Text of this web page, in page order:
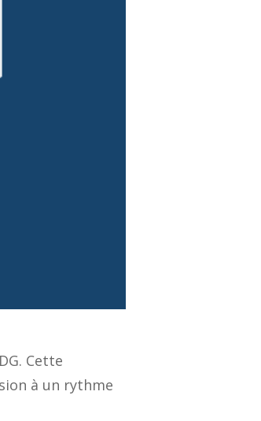
Cette
à un rythme